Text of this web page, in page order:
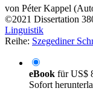
von Péter Kappel
©2021 Dissertation
Linguistik
Reihe: Szegediner
eBook fürUS$
Sofort